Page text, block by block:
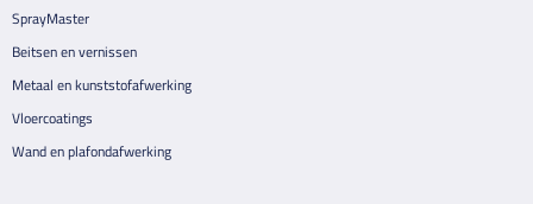
SprayMaster
Beitsen en vernissen
Metaal en kunststofafwerking
Vloercoatings
Wand en plafondafwerking